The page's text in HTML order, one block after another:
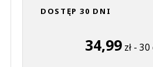
DOSTĘP 30 DNI
34,99 zł -